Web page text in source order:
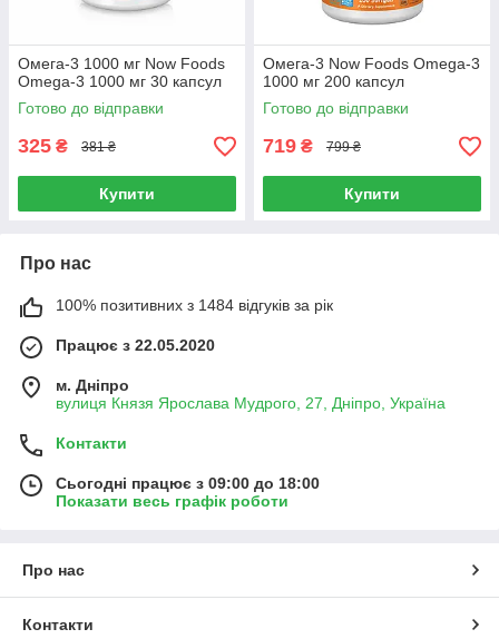
Омега-3 1000 мг Now Foods
Оmega-3 1000 мг 30 капсул
Готово до відправки
325 ₴ 381 ₴
Купити
Омега-3 Now Foods Omega-3
1000 мг 200 капсул
Готово до відправки
719 ₴ 799 ₴
Купити
Про нас
100% позитивних з 1484 відгуків за рік
Працює з 22.05.2020
м. Дніпро
вулиця Князя Ярослава Мудрого, 27, Дніпро, Україна
Контакти
Сьогодні працює з 09:00 до 18:00
Показати весь графік роботи
Про нас
Контакти